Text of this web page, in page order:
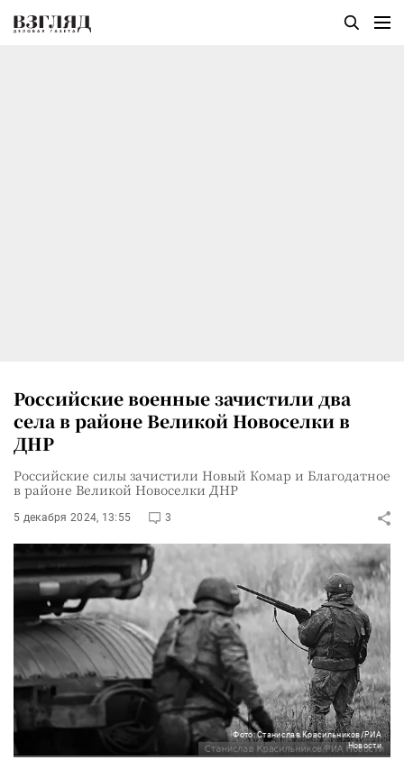
Российские военные зачистили два
села в районе Великой Новоселки в
ДНР
Российские силы зачистили Новый Комар и Благодатное
в районе Великой Новоселки ДНР
5 декабря 2024, 13:55 3
Фото: Станислав Красильников/РИА
Новости